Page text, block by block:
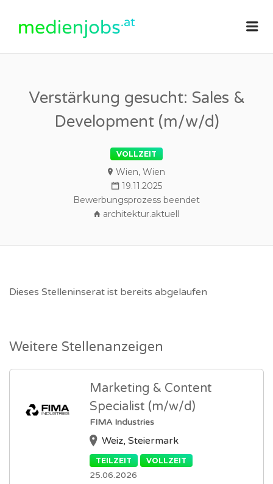
Verstärkung gesucht: Sales &
Development (m/w/d)
VOLLZEIT
Wien, Wien
19.11.2025
Bewerbungsprozess beendet
architektur.aktuell
Dieses Stelleninserat ist bereits abgelaufen
Weitere Stellenanzeigen
Marketing & Content
Specialist (m/w/d)
FIMA Industries
Weiz, Steiermark
TEILZEIT VOLLZEIT
25.06.2026